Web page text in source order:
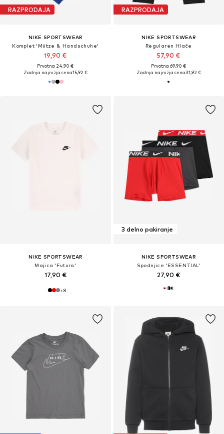
RAZPRODAJA
NIKE SPORTSWEAR
Komplet 'Mütze & Handschuhe'
19,90 €
Prvotno: 24,90 €
Zadnja najnižja cena15,92 €
RAZPRODAJA
NIKE SPORTSWEAR
Regularen Hlače
57,90 €
Prvotno: 69,90 €
Zadnja najnižja cena31,92 €
NIKE SPORTSWEAR
Majica 'Futura'
17,90 €
+8
3 delno pakiranje
NIKE SPORTSWEAR
Spodnjice 'ESSENTIAL'
27,90 €